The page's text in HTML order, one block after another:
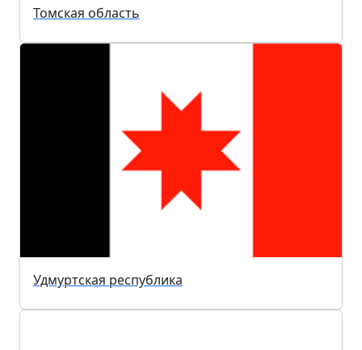
Томская область
Удмуртская республика